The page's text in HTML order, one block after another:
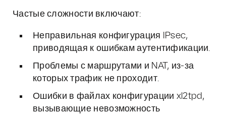
Частые сложности включают:
Неправильная конфигурация IPsec,
приводящая к ошибкам аутентификации.
Проблемы с маршрутами и NAT, из-за
которых трафик не проходит.
Ошибки в файлах конфигурации xl2tpd,
вызывающие невозможность